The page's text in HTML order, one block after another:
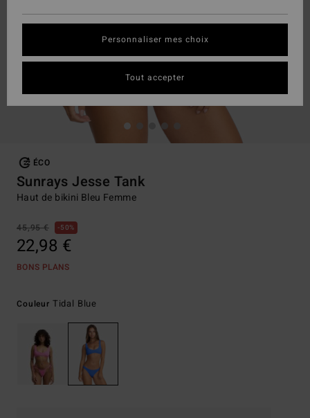
ÉCO
Sunrays Jesse Tank
Haut de bikini Bleu Femme
45,95 € 50%
22,98 €
BONS PLANS
Couleur Tidal Blue
Personnaliser mes choix
Tout accepter